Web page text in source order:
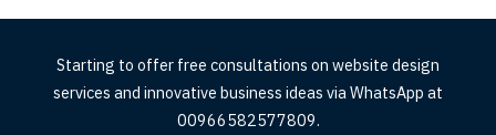
Starting to offer free consultations on website design
services and innovative business ideas via WhatsApp at
00966582577809.